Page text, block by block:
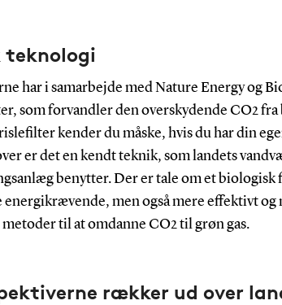
teknologi
har i samarbejde med Nature Energy og
som forvandler den overskydende CO2
kender du måske, hvis du har din
er det en kendt teknik, som landets
benytter. Der er tale om et biologisk
energikrævende, men også mere effektivt
metoder til at omdanne CO2 til grøn gas.
rækker ud over